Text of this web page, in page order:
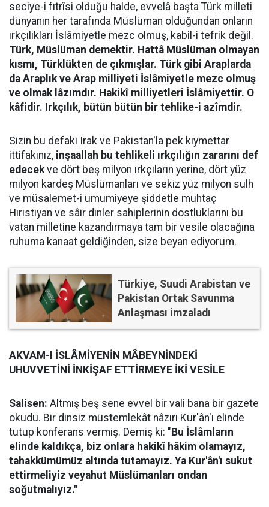
seciye-i fıtrîsi olduğu halde, evvelâ başta Türk milleti
dünyanın her tarafında Müslüman olduğundan onların
ırkçılıkları İslâmiyetle mezc olmuş, kabil-i tefrik değil.
Türk, Müslüman demektir. Hattâ Müslüman olmayan
kısmı, Türklükten de çıkmışlar. Türk gibi Araplarda
da Araplık ve Arap milliyeti İslâmiyetle mezc olmuş
ve olmak lâzımdır. Hakikî milliyetleri İslâmiyettir. O
kâfidir. Irkçılık, bütün bütün bir tehlike-i azîmdir.
Sizin bu defaki Irak ve Pakistan'la pek kıymettar
ittifakınız, inşaallah bu tehlikeli ırkçılığın zararını def
edecekve dört beş milyon ırkçıların yerine, dört yüz
milyon kardeş Müslümanları ve sekiz yüz milyon sulh
ve müsalemet-i umumiyeye şiddetle muhtaç
Hıristiyan ve sâir dinler sahiplerinin dostluklarını bu
vatan milletine kazandırmaya tam bir vesile olacağına
ruhuma kanaat geldiğinden, size beyan ediyorum.
Türkiye, Suudi Arabistan ve
Pakistan Ortak Savunma
Anlaşması imzaladı
AKVAM-I İSLÂMİYENİN MÂBEYNİNDEKİ
UHUVVETİNİ İNKİŞAF ETTİRMEYE İKİ VESİLE
Salisen: Altmış beş sene evvel bir vali bana bir gazete
okudu. Bir dinsiz müstemlekât nâzırı Kur'ân'ı elinde
tutup konferans vermiş. Demiş ki: " Bu İslâmların
elinde kaldıkça, biz onlara hakikî hâkim olamayız,
tahakkümümüz altında tutamayız. Ya Kur'ân'ı sukut
ettirmeliyiz veyahut Müslümanları ondan
soğutmalıyız."